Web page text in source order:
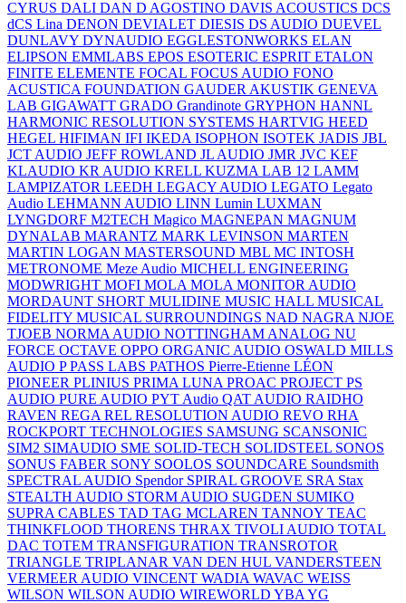
CYRUS DALI DAN D AGOSTINO DAVIS ACOUSTICS DCS
dCS Lina DENON DEVIALET DIESIS DS AUDIO DUEVEL
DUNLAVY DYNAUDIO EGGLESTONWORKS ELAN
ELIPSON EMMLABS EPOS ESOTERIC ESPRIT ETALON
FINITE ELEMENTE FOCAL FOCUS AUDIO FONO
ACUSTICA FOUNDATION GAUDER AKUSTIK GENEVA
LAB GIGAWATT GRADO Grandinote GRYPHON HANNL
HARMONIC RESOLUTION SYSTEMS HARTVIG HEED
HEGEL HIFIMAN IFI IKEDA ISOPHON ISOTEK JADIS JBL
JCT AUDIO JEFF ROWLAND JL AUDIO JMR JVC KEF
KLAUDIO KR AUDIO KRELL KUZMA LAB 12 LAMM
LAMPIZATOR LEEDH LEGACY AUDIO LEGATO Legato
Audio LEHMANN AUDIO LINN Lumin LUXMAN
LYNGDORF M2TECH Magico MAGNEPAN MAGNUM
DYNALAB MARANTZ MARK LEVINSON MARTEN
MARTIN LOGAN MASTERSOUND MBL MC INTOSH
METRONOME Meze Audio MICHELL ENGINEERING
MODWRIGHT MOFI MOLA MOLA MONITOR AUDIO
MORDAUNT SHORT MULIDINE MUSIC HALL MUSICAL
FIDELITY MUSICAL SURROUNDINGS NAD NAGRA NJOE
TJOEB NORMA AUDIO NOTTINGHAM ANALOG NU
FORCE OCTAVE OPPO ORGANIC AUDIO OSWALD MILLS
AUDIO PPASS LABS PATHOS Pierre-Etienne LÉON
PIONEER PLINIUS PRIMA LUNA PROAC PROJECT PS
AUDIO PURE AUDIO PYT Audio QAT AUDIO RAIDHO
RAVEN REGA REL RESOLUTION AUDIO REVO RHA
ROCKPORT TECHNOLOGIES SAMSUNG SCANSONIC
SIM2 SIMAUDIO SME SOLID-TECH SOLIDSTEEL SONOS
SONUS FABER SONY SOOLOS SOUNDCARE Soundsmith
SPECTRAL AUDIO Spendor SPIRAL GROOVE SRA Stax
STEALTH AUDIO STORM AUDIO SUGDEN SUMIKO
SUPRA CABLES TAD TAG MCLAREN TANNOY TEAC
THINKFLOOD THORENS THRAX TIVOLI AUDIO TOTAL
DAC TOTEM TRANSFIGURATION TRANSROTOR
TRIANGLE TRIPLANAR VAN DEN HUL VANDERSTEEN
VERMEER AUDIO VINCENT WADIA WAVAC WEISS
WILSON WILSON AUDIO WIREWORLD YBA YG